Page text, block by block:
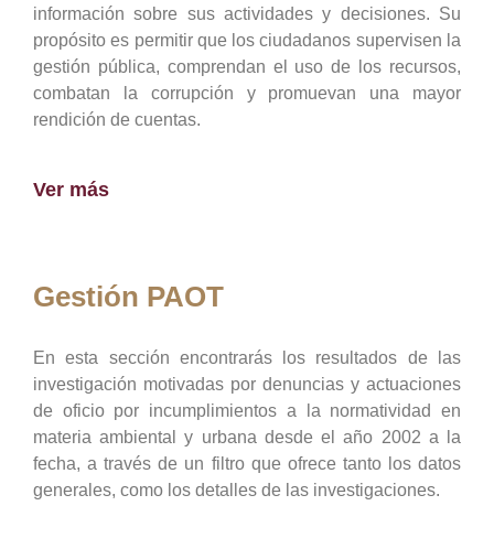
información sobre sus actividades y decisiones. Su
propósito es permitir que los ciudadanos supervisen la
gestión pública, comprendan el uso de los recursos,
combatan la corrupción y promuevan una mayor
rendición de cuentas.
Ver más
Gestión PAOT
En esta sección encontrarás los resultados de las
investigación motivadas por denuncias y actuaciones
de oficio por incumplimientos a la normatividad en
materia ambiental y urbana desde el año 2002 a la
fecha, a través de un filtro que ofrece tanto los datos
generales, como los detalles de las investigaciones.